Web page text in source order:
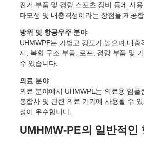
전거 부품 및 경량 스포츠 장비 등에 사
마모성 및 내충격성이라는 장점을 제공합
방위 및 항공우주 분야
UHMWPE는 가볍고 강도가 높으며 내충
재, 복합 구조 부품, 로프, 경량 부품 및
수 있습니다.
의료 분야
의료 분야에서 UHMWPE는 의료용 임플
봉합사 및 관련 의료 기기에 사용될 수
성이 우수합니다.
UMHMW-PE의 일반적인